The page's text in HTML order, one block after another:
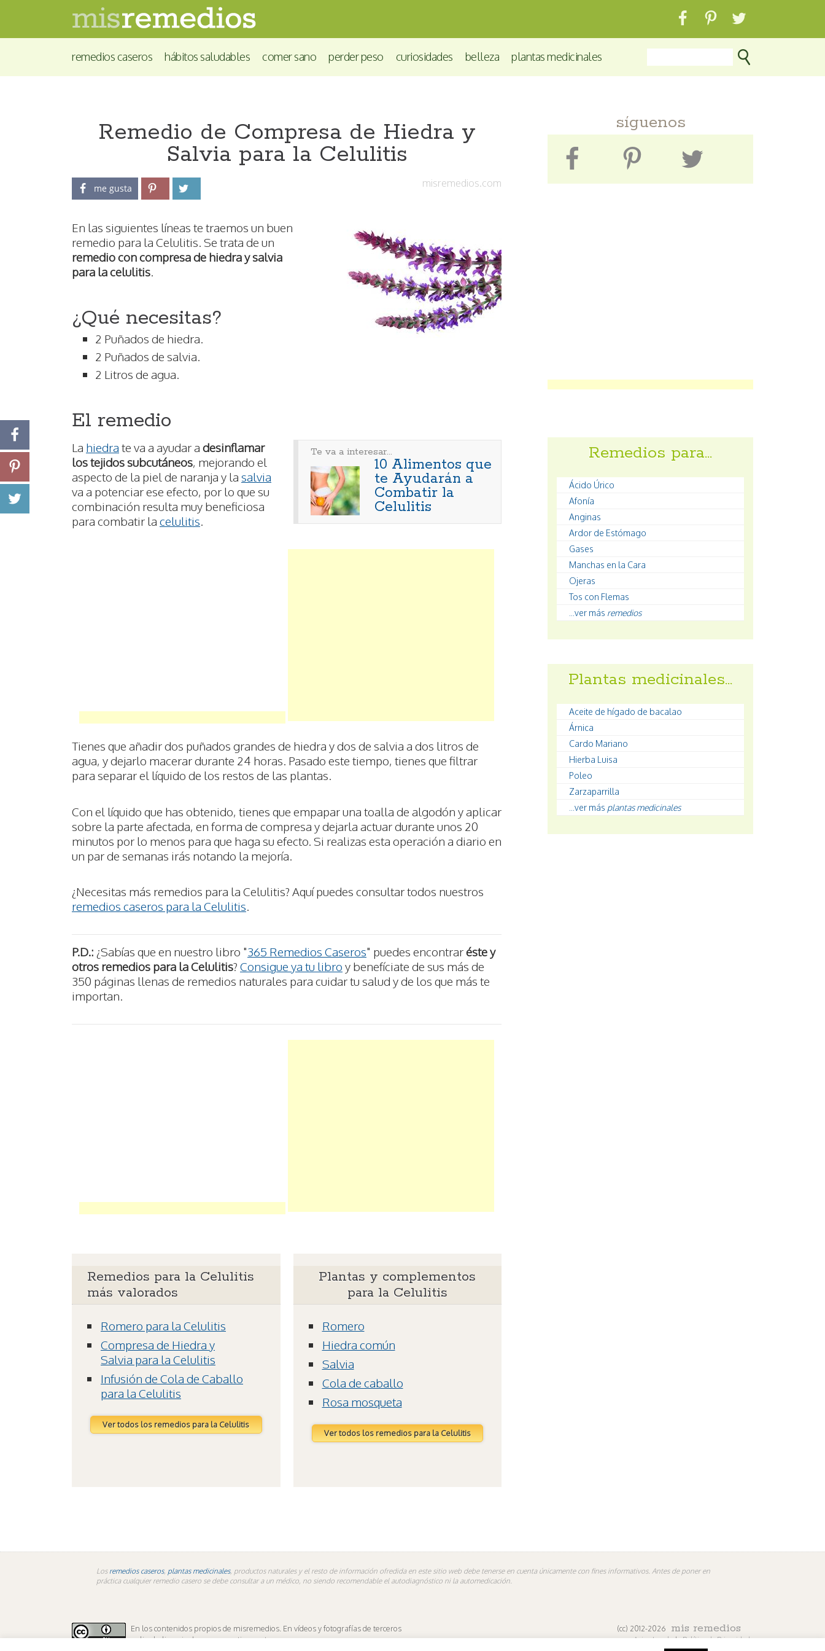
remedios caseros hábitos saludables comer sano perder peso curiosidades belleza plantas medicinales
Remedio de Compresa de Hiedra y
Salvia para la Celulitis
misremedios.com
me gusta
En las siguientes líneas te traemos un buen
remedio para la Celulitis. Se trata de un
remedio con compresa de hiedra y salvia
para la celulitis.
¿Qué necesitas?
2 Puñados de hiedra.
2 Puñados de salvia.
2 Litros de agua.
El remedio
Te va a interesar...
10 Alimentos que
te Ayudarán a
Combatir la
Celulitis
La hiedra te va a ayudar a desinflamar
los tejidos subcutáneos, mejorando el
aspecto de la piel de naranja y la salvia
va a potenciar ese efecto, por lo que su
combinación resulta muy beneficiosa
para combatir la celulitis.
Tienes que añadir dos puñados grandes de hiedra y dos de salvia a dos litros de
agua, y dejarlo macerar durante 24 horas. Pasado este tiempo, tienes que filtrar
para separar el líquido de los restos de las plantas.
Con el líquido que has obtenido, tienes que empapar una toalla de algodón y aplicar
sobre la parte afectada, en forma de compresa y dejarla actuar durante unos 20
minutos por lo menos para que haga su efecto. Si realizas esta operación a diario en
un par de semanas irás notando la mejoría.
¿Necesitas más remedios para la Celulitis? Aquí puedes consultar todos nuestros
remedios caseros para la Celulitis.
P.D.: ¿Sabías que en nuestro libro "365 Remedios Caseros" puedes encontraréste y
otros remedios para la Celulitis? Consigue ya tu libro y benefíciate de sus más de
350 páginas llenas de remedios naturales para cuidar tu salud y de los que más te
importan.
Remedios para la Celulitis
más valorados
Romero para la Celulitis
Compresa de Hiedra y
Salvia para la Celulitis
Infusión de Cola de Caballo
para la Celulitis
Ver todos los remedios para la Celulitis
Plantas y complementos
para la Celulitis
Romero
Hiedra común
Salvia
Cola de caballo
Rosa mosqueta
Ver todos los remedios para la Celulitis
síguenos
Remedios para…
Ácido Úrico
Afonía
Anginas
Ardor de Estómago
Gases
Manchas en la Cara
Ojeras
Tos con Flemas
...ver más remedios
Plantas medicinales…
Aceite de hígado de bacalao
Árnica
Cardo Mariano
Hierba Luisa
Poleo
Zarzaparrilla
...ver más plantas medicinales
Los remedios caseros, plantas medicinales, productos naturales y el resto de información ofredida en este sitio web debe tenerse en cuenta únicamente con fines informativos. Antes de poner en
práctica cualquier remedio casero se debe consultar a un médico, no siendo recomendable el autodiagnóstico ni la automedicación.
(cc) 2012-2026 mis remedios
Aviso Legal | Política de Privacidad
En los contenidos propios de misremedios. En vídeos y fotografías de terceros
aplica la licencia de sus respectivos autores.